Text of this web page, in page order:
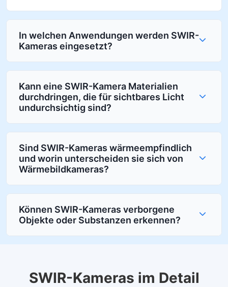
In welchen Anwendungen werden SWIR-
Kameras eingesetzt?
Kann eine SWIR-Kamera Materialien
durchdringen, die für sichtbares Licht
undurchsichtig sind?
Sind SWIR-Kameras wärmeempfindlich
und worin unterscheiden sie sich von
Wärmebildkameras?
Können SWIR-Kameras verborgene
Objekte oder Substanzen erkennen?
SWIR-Kameras im Detail